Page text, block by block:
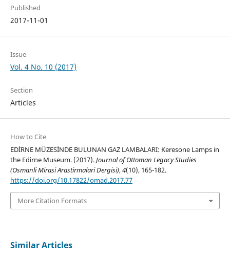
Published
2017-11-01
Issue
Vol. 4 No. 10 (2017)
Section
Articles
How to Cite
EDİRNE MÜZESİNDE BULUNAN GAZ LAMBALARI: Keresone Lamps in
the Edirne Museum. (2017).Journal of Ottoman Legacy Studies
(Osmanli Mirasi Arastirmalari Dergisi),4(10), 165-182.
https://doi.org/10.17822/omad.2017.77
More Citation Formats
Similar Articles